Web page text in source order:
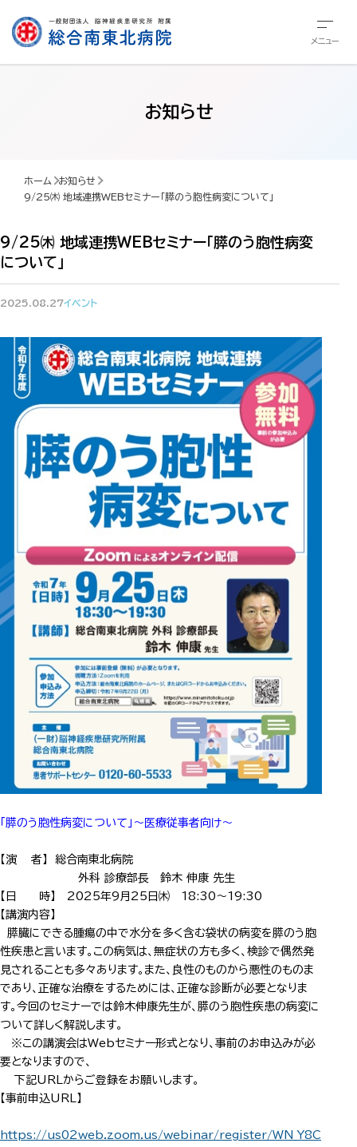
メニュー
お知らせ
ホーム
お知らせ
9/25㈭ 地域連携WEBセミナー「膵のう胞性病変について」
9/25㈭ 地域連携WEBセミナー「膵のう胞性病変
について」
2025.08.27イベント
「 膵のう胞性病変について 」～医療従事者向け～
【演 者】 総合南東北病院
外科 診療部長 鈴木 伸康 先生
【日 時】 2025年9月25日㈭ 18:30～19:30
【講演内容】
膵臓にできる腫瘍の中で水分を多く含む袋状の病変を膵のう胞
性疾患と言います。この病気は、無症状の方も多く、検診で偶然発
見されることも多々あります。また、良性のものから悪性のものま
であり、正確な治療をするためには、正確な診断が必要となりま
す。 今回のセミナーでは鈴木伸康先生が、 膵のう胞性疾患の病変に
ついて詳しく解説します。
※この講演会はWebセミナー形式となり、事前のお申込みが必
要となりますので、
下記URLからご登録をお願いします。
【事前申込URL】
https://us02web.zoom.us/webinar/register/WN_Y8C